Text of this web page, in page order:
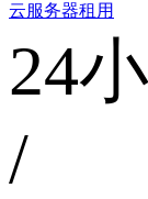
云服务器租用
24
/